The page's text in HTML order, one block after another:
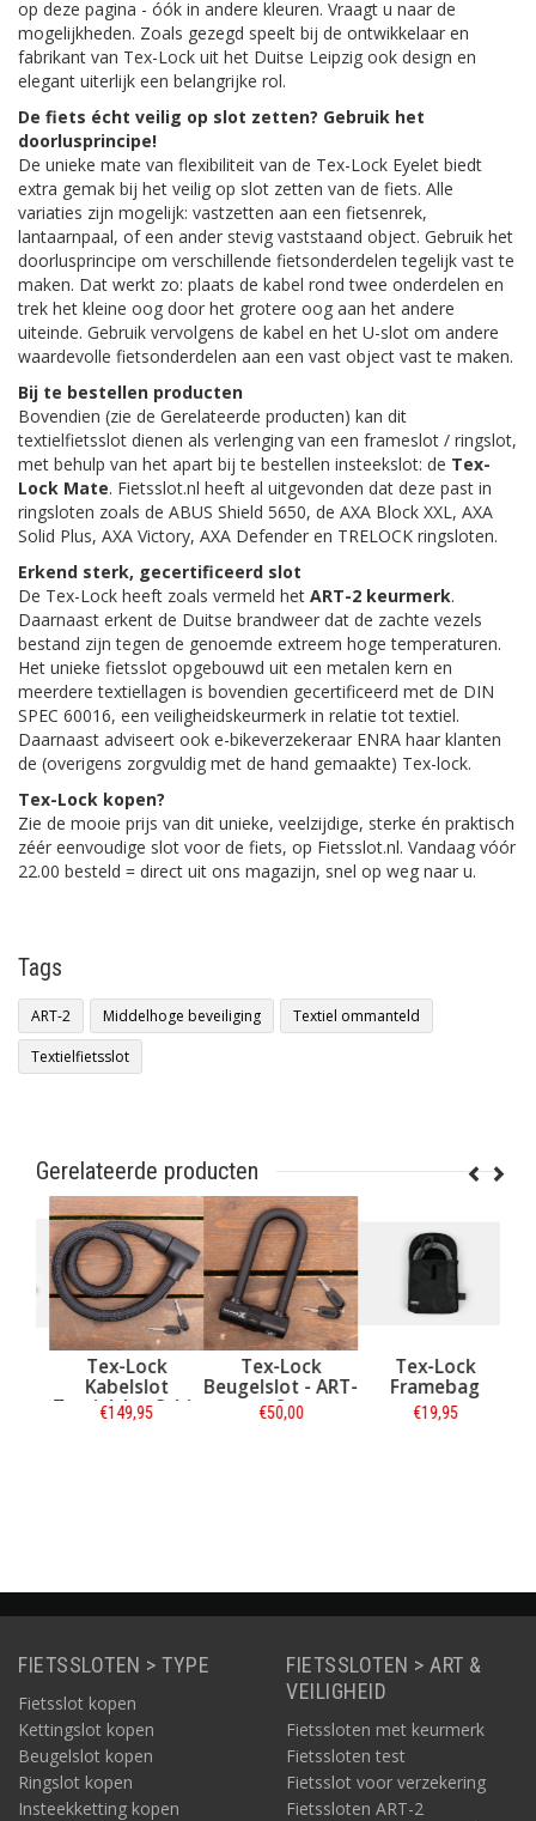
op deze pagina - óók in andere kleuren. Vraagt u naar de
mogelijkheden. Zoals gezegd speelt bij de ontwikkelaar en
fabrikant van Tex-Lock uit het Duitse Leipzig ook design en
elegant uiterlijk een belangrijke rol.
De fiets écht veilig op slot zetten? Gebruik het
doorlusprincipe!
De unieke mate van flexibiliteit van de Tex-Lock Eyelet biedt
extra gemak bij het veilig op slot zetten van de fiets. Alle
variaties zijn mogelijk: vastzetten aan een fietsenrek,
lantaarnpaal, of een ander stevig vaststaand object. Gebruik het
doorlusprincipe om verschillende fietsonderdelen tegelijk vast te
maken. Dat werkt zo: plaats de kabel rond twee onderdelen en
trek het kleine oog door het grotere oog aan het andere
uiteinde. Gebruik vervolgens de kabel en het U-slot om andere
waardevolle fietsonderdelen aan een vast object vast te maken.
Bij te bestellen producten
Bovendien (zie de Gerelateerde producten) kan dit
textielfietsslot dienen als verlenging van een frameslot / ringslot,
met behulp van het apart bij te bestellen insteekslot: de Tex-
Lock Mate. Fietsslot.nl heeft al uitgevonden dat deze past in
ringsloten zoals de ABUS Shield 5650, de AXA Block XXL, AXA
Solid Plus, AXA Victory, AXA Defender en TRELOCK ringsloten.
Erkend sterk, gecertificeerd slot
De Tex-Lock heeft zoals vermeld het ART-2 keurmerk.
Daarnaast erkent de Duitse brandweer dat de zachte vezels
bestand zijn tegen de genoemde extreem hoge temperaturen.
Het unieke fietsslot opgebouwd uit een metalen kern en
meerdere textiellagen is bovendien gecertificeerd met de DIN
SPEC 60016, een veiligheidskeurmerk in relatie tot textiel.
Daarnaast adviseert ook e-bikeverzekeraar ENRA haar klanten
de (overigens zorgvuldig met de hand gemaakte) Tex-lock.
Tex-Lock kopen?
Zie de mooie prijs van dit unieke, veelzijdige, sterke én praktisch
zéér eenvoudige slot voor de fiets, op Fietsslot.nl. Vandaag vóór
22.00 besteld = direct uit ons magazijn, snel op weg naar u.
Tags
ART-2 Middelhoge beveiliging
Textiel ommanteld
Textielfietsslot
Gerelateerde producten
Tex-Lock
Kabelslot
Textielslot Orbit
Zwart - ART-2
€149,95
Tex-Lock
Beugelslot - ART-
2
€50,00
Tex-Lock
Framebag
€19,95
FIETSSLOTEN > TYPE
Fietsslot kopen
Kettingslot kopen
Beugelslot kopen
Ringslot kopen
Insteekketting kopen
FIETSSLOTEN > ART &
VEILIGHEID
Fietssloten met keurmerk
Fietssloten test
Fietsslot voor verzekering
Fietssloten ART-2